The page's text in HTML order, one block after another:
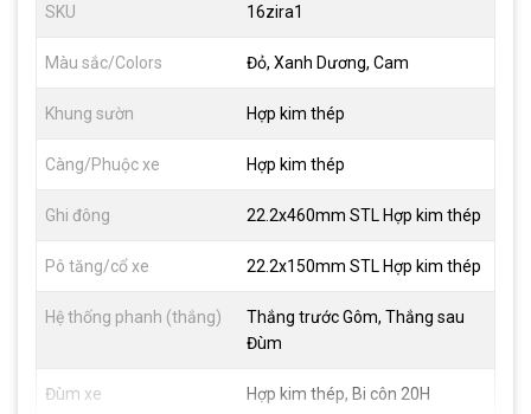
SKU 16zira1
Màu sắc/Colors Đỏ, Xanh Dương, Cam
Khung sườn Hợp kim thép
Càng/Phuộc xe Hợp kim thép
Ghi đông 22.2x460mm STL Hợp kim thép
Pô tăng/cổ xe 22.2x150mm STL Hợp kim thép
Hệ thống phanh (thắng)
Thắng trước Gôm, Thắng sau
Đùm
Đùm xe Hợp kim thép, Bi côn 20H